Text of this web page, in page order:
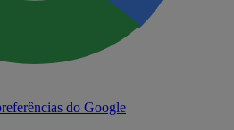
do Google